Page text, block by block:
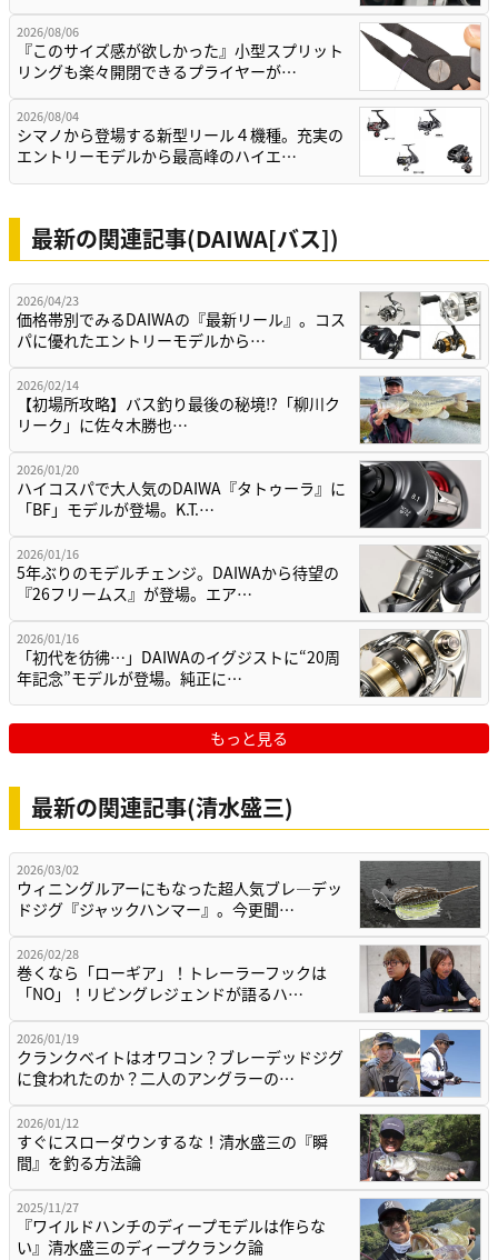
2026/08/06
『このサイズ感が欲しかった』小型スプリット
リングも楽々開閉できるプライヤーが…
2026/08/04
シマノから登場する新型リール４機種。充実の
エントリーモデルから最高峰のハイエ…
最新の関連記事(DAIWA[バス])
2026/04/23
価格帯別でみるDAIWAの『最新リール』。コス
パに優れたエントリーモデルから…
2026/02/14
【初場所攻略】バス釣り最後の秘境⁉「柳川ク
リーク」に佐々木勝也…
2026/01/20
ハイコスパで大人気のDAIWA『タトゥーラ』に
「BF」モデルが登場。K.T.…
2026/01/16
5年ぶりのモデルチェンジ。DAIWAから待望の
『26フリームス』が登場。エア…
2026/01/16
「初代を彷彿…」DAIWAのイグジストに“20周
年記念”モデルが登場。純正に…
もっと見る
最新の関連記事(清水盛三)
2026/03/02
ウィニングルアーにもなった超人気ブレ―デッ
ドジグ『ジャックハンマー』。今更聞…
2026/02/28
巻くなら「ローギア」！トレーラーフックは
「NO」！リビングレジェンドが語るハ…
2026/01/19
クランクベイトはオワコン？ブレーデッドジグ
に食われたのか？二人のアングラーの…
2026/01/12
すぐにスローダウンするな！清水盛三の『瞬
間』を釣る方法論
2025/11/27
『ワイルドハンチのディープモデルは作らな
い』清水盛三のディープクランク論